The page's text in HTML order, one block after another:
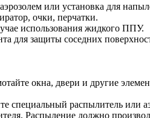
или установка для
очки, перчатки.
использования жидкого ППУ.
для защиты соседних
окна, двери и другие
специальный распылитель или
Распыление должно